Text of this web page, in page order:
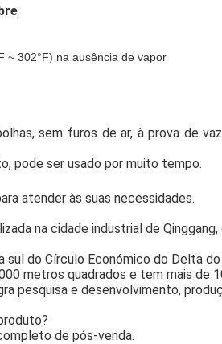
~ 302°F) na ausência de vapor
sem furos de ar, à prova de
pode ser usado por muito tempo.
atender às suas necessidades.
na cidade industrial de
sul do Círculo Económico do Delta do
metros quadrados e tem mais de
pesquisa e desenvolvimento,
de pós-venda.